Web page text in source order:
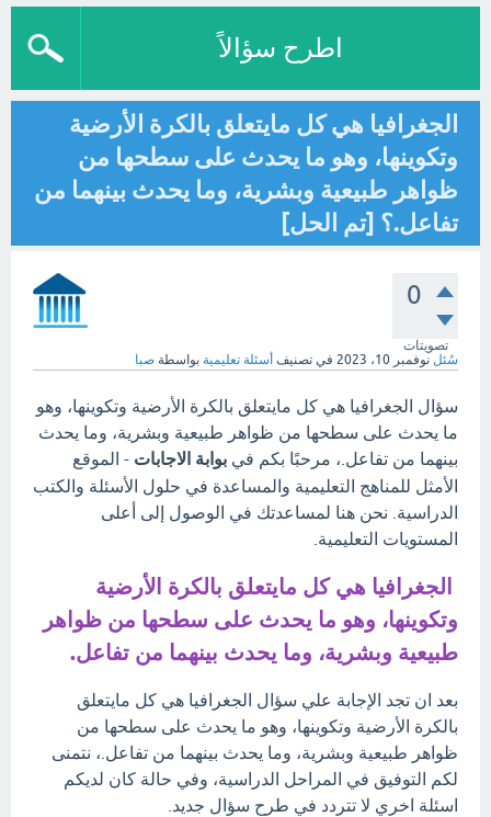
اطرح سؤالاً
الجغرافيا هي كل مايتعلق بالكرة الأرضية
وتكوينها، وهو ما يحدث على سطحها من
ظواهر طبيعية وبشرية، وما يحدث بينهما من
تفاعل.؟ [تم الحل]
0
تصويتات
سُئل نوفمبر 10، 2023 في تصنيف أسئلة تعليمية بواسطة صبا
سؤال الجغرافيا هي كل مايتعلق بالكرة الأرضية وتكوينها، وهو
ما يحدث على سطحها من ظواهر طبيعية وبشرية، وما يحدث
بينهما من تفاعل.، مرحبًا بكم في بوابة الاجابات - الموقع
الأمثل للمناهج التعليمية والمساعدة في حلول الأسئلة والكتب
الدراسية. نحن هنا لمساعدتك في الوصول إلى أعلى
المستويات التعليمية.
الجغرافيا هي كل مايتعلق بالكرة الأرضية
وتكوينها، وهو ما يحدث على سطحها من ظواهر
طبيعية وبشرية، وما يحدث بينهما من تفاعل.
بعد ان تجد الإجابة علي سؤال الجغرافيا هي كل مايتعلق
بالكرة الأرضية وتكوينها، وهو ما يحدث على سطحها من
ظواهر طبيعية وبشرية، وما يحدث بينهما من تفاعل.، نتمنى
لكم التوفيق في المراحل الدراسية، وفي حالة كان لديكم
اسئلة اخري لا تتردد في طرح سؤال جديد.